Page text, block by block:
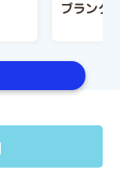
ブランク